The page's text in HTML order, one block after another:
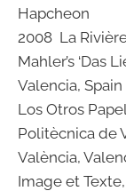
Hapcheon
2008 La
Mahler’s ‘Das
Valencia, Spain
Los Otros
Politècnica de
València,
Image et